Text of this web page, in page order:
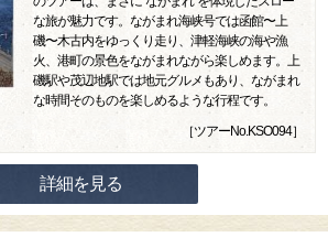
な旅が魅力です。ながまれ海峡号では函館〜上
磯〜木古内をゆっくり走り、津軽海峡の海や漁
火、港町の景色をながまれながら楽しめます。上
磯駅や茂辺地駅では地元グルメもあり、ながまれ
な時間そのものを楽しめるような行程です。
［ツアーNo.KSO094］
詳細を見る